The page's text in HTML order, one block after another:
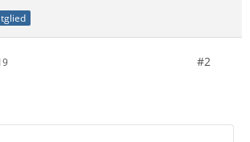
#2